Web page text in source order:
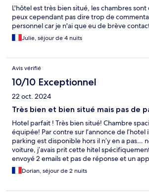
L'hôtel est très bien situé, les chambres
peux cependant pas dire trop de
personnel car je n'ai que eu de brève
Julie, séjour de 4 nuits
Avis vérifié
10/10 Exceptionnel
22 oct. 2024
Très bien et bien situé mais pas de
Hotel parfait ! Très bien situé! Chambre
équipée! Par contre sur l’annonce de l’hotel
parking est disponible hors il n’y en a pas…
voiture, j’avais prit cette hitel
envoyé 2 emails et pas de réponse et un
ppur me dire qu’il n’y en a pas pais une fois
est faites… c’est le seul point noir…
Dorian, séjour de 2 nuits